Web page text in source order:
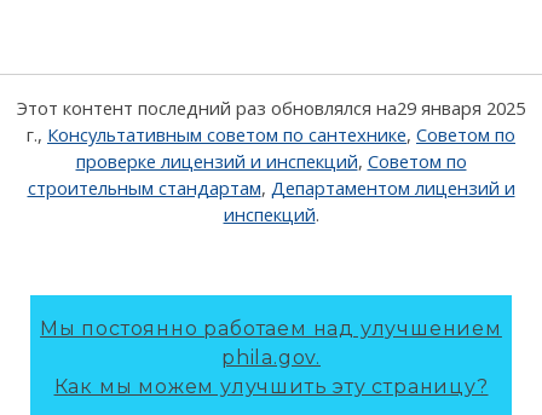
Этот контент последний раз обновлялся на29 января 2025
г., Консультативным советом по сантехнике, Советом по
проверке лицензий и инспекций, Советом по
строительным стандартам, Департаментом лицензий и
инспекций.
Мы постоянно работаем над улучшением
phila.gov.
Как мы можем улучшить эту страницу?